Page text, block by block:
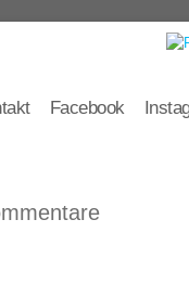
Facebook